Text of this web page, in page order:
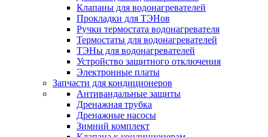
Клапаны для водонагревателей
Прокладки для ТЭНов
Ручки термостата водонагревателя
Термостаты для водонагревателей
ТЭНы для водонагревателей
Устройство защитного отключения
Электронные платы
Запчасти для кондиционеров
Антивандальные защиты
Дренажная трубка
Дренажные насосы
Зимний комплект